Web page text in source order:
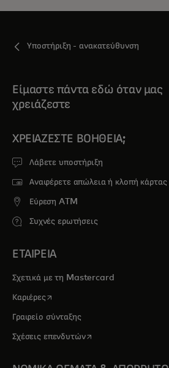
Υποστήριξη - ανακατεύθυνση
Είμαστε πάντα εδώ όταν μας
χρειάζεστε
ΧΡΕΙΆΖΕΣΤΕ ΒΟΉΘΕΙΑ;
Λάβετε υποστήριξη
Αναφέρετε απώλεια ή κλοπή κάρτας
Εύρεση ATM
Συχνές ερωτήσεις
ΕΤΑΙΡΕΙΑ
Σχετικά με τη Mastercard
Καριέρεςopens in a new tab
Γραφείο σύνταξης
Σχέσεις επενδυτώνopens in a new tab